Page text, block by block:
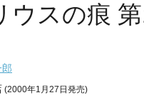
ウスの痕
(2000年1月27日発売)